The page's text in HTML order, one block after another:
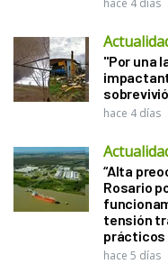
hace 4 días
"Por una
hace 4 días
“Alta
Rosario
tensión
prácticos
hace 5 días